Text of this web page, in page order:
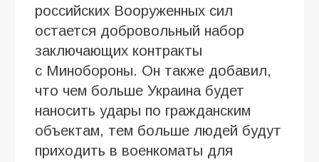
российских Вооруженных сил
остается добровольный набор
заключающих контракты
с Минобороны. Он также добавил,
что чем больше Украина будет
наносить удары по гражданским
объектам, тем больше людей будут
приходить в военкоматы для